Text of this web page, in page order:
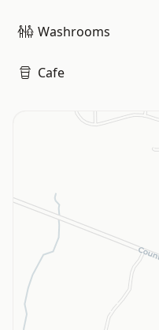
Washrooms
Cafe